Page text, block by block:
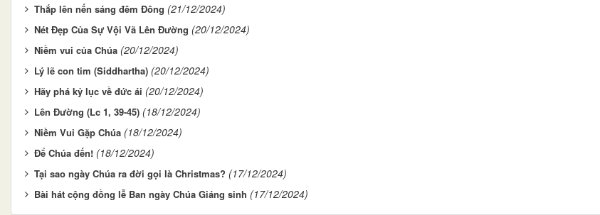
Thắp lên nến sáng đêm Đông (21/12/2024)
Nét Đẹp Của Sự Vội Vã Lên Đường (20/12/2024)
Niềm vui của Chúa (20/12/2024)
Lý lẽ con tim (Siddhartha) (20/12/2024)
Hãy phá kỷ lục về đức ái (20/12/2024)
Lên Đường (Lc 1, 39-45) (18/12/2024)
Niềm Vui Gặp Chúa (18/12/2024)
Để Chúa đến! (18/12/2024)
Tại sao ngày Chúa ra đời gọi là Christmas? (17/12/2024)
Bài hát cộng đồng lễ Ban ngày Chúa Giáng sinh (17/12/2024)